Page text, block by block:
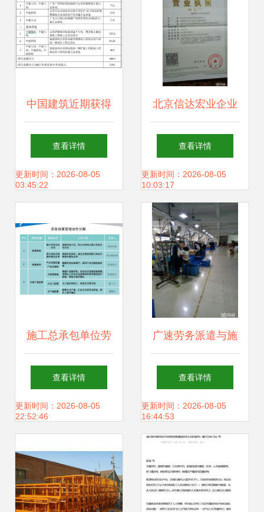
中国建筑近期获得
合计409亿元重大
项目，劳务分包市
查看详情
更新时间：2026-08-05
03:45:22
北京信达宏业企业
管理在施工总承包
中的实践与优势
查看详情
更新时间：2026-08-05
10:03:17
施工总承包单位劳
务结算资料编制与
管理指南
查看详情
更新时间：2026-08-05
22:52:46
广速劳务派遣与施
工总承包 强强联手
打造建筑行业新业
态
查看详情
更新时间：2026-08-05
16:44:53